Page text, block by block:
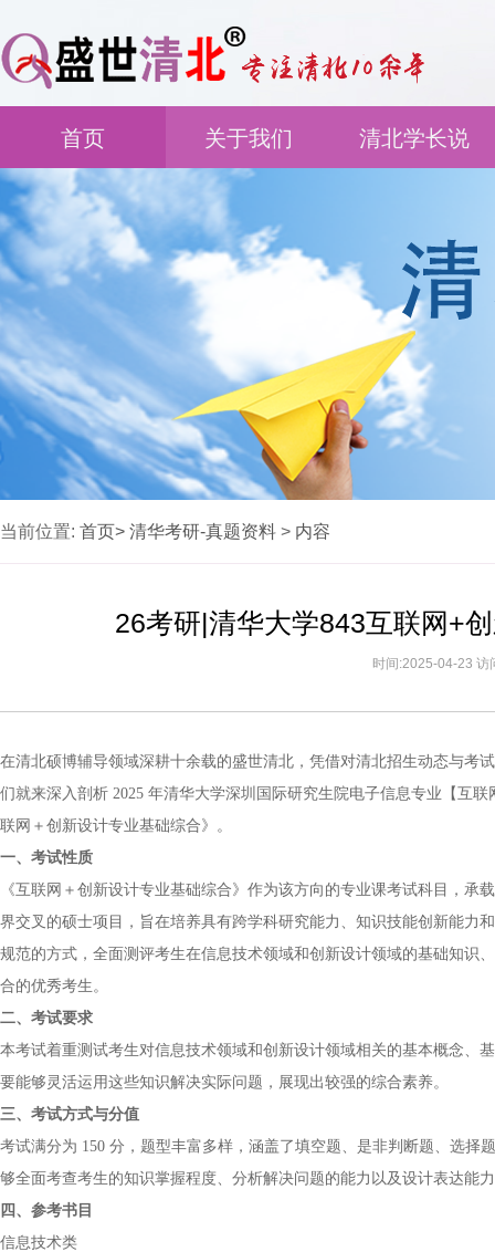
首页 关于我们 清北学长说
当前位置: 首页> 清华考研-真题资料 > 内容
26考研|清华大学843互联网+
时间:2025-04-23 访
在清北硕博辅导领域深耕十余载的盛世清北，凭借对清北招生动态与考
们就来深入剖析 2025 年清华大学深圳国际研究生院电子信息专业【
联网＋创新设计专业基础综合》。
一、考试性质
《互联网＋创新设计专业基础综合》作为该方向的专业课考试科目，
界交叉的硕士项目，旨在培养具有跨学科研究能力、知识技能创新能力
规范的方式，全面测评考生在信息技术领域和创新设计领域的基础知识
合的优秀考生。
二、考试要求
本考试着重测试考生对信息技术领域和创新设计领域相关的基本概念、
要能够灵活运用这些知识解决实际问题，展现出较强的综合素养。
三、考试方式与分值
考试满分为 150 分，题型丰富多样，涵盖了填空题、是非判断题、选
够全面考查考生的知识掌握程度、分析解决问题的能力以及设计表达能
四、参考书目
信息技术类